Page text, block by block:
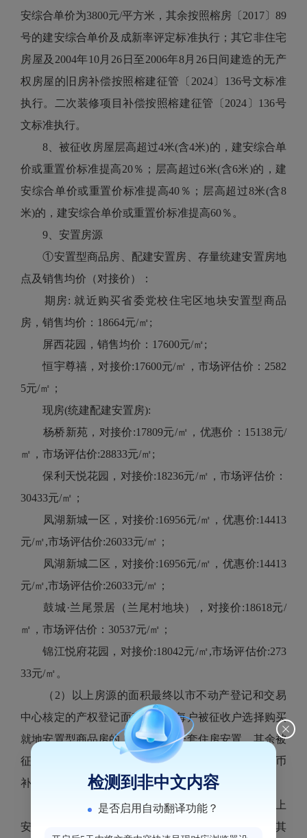
安综合单价为3800元/平方米，其余按照榕房〔2017〕89
号的建安综合单价及成新率评定标准执行；其它非住宅
房屋及2004年10月26日至2006年8月26日间建造的无产
权房屋的旧房补偿按照榕建征管〔2024〕136号文标准
执行。二次装修项目补偿按照榕建征管〔2024〕136号
文标准执行。
8、被征收房屋层高超过4米(含4米)的，建安综合单
价或重置价标准提高20％；层高超过6米(含6米)的，建
安综合单价或重置价标准提高40％；层高超过8米(含8
米)的，建安综合单价或重置价标准提高60％。
9、安置房源
①安置型商品房、配建安置房、存量统建安置房地
点及销售均价（对接价）：
期房: 就近购买省委党校住宅区地块安置型商品
房，销售均价：18664元/㎡;
屏西花园，销售均价：17600元/㎡;
恒宇尊禧，对接价:17600元/㎡，市场评估价：2582
5元/㎡；
现房(统建配建安置房):
杨桥新苑，对接价:17809元/㎡，优惠价：15138元/
㎡，市场评估价:28833元/㎡;
保利天悦花园，对接价:18236元/㎡，市场评估价：
30433元/㎡；
凤湖新城一区，对接价:16956元/㎡，优惠价:14413
元/㎡,市场评估价:26033元/㎡；
凤湖新城二区，对接价:16956元/㎡，优惠价:14413
元/㎡,市场评估价:26033元/㎡；
鼓城·兰尾景居（兰尾村地块），对接价:18618元/
㎡，市场评估价：30537元/㎡；
锦江悦府花园，对接价:18042元/㎡,市场评估价:273
33元/㎡。
（2）以上房源的面积最终以市不动产登记和交易
中心核定的产权登记面积为准。每户被征收户选择购买
就地安置型商品房的，仅限选择一套住房安置，其余被
征收房屋确认补偿面积实行另一处安置地点安置或货币
补偿。
（3）被征收人选择两套（处）或两套（处）以上
安置房的，只能享受一次上靠标准房型进行安置；若其
检测到非中文内容
是否启用自动翻译功能？